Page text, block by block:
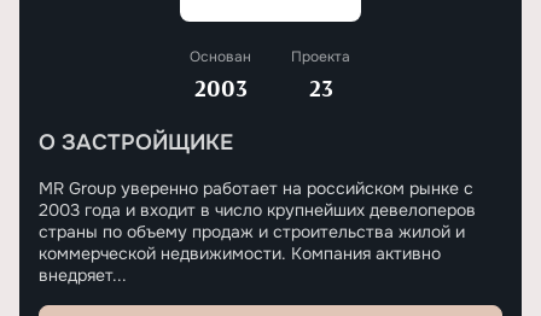
Основан
2003
Проекта
23
О ЗАСТРОЙЩИКЕ
MR Group уверенно работает на российском рынке с
2003 года и входит в число крупнейших девелоперов
страны по объему продаж и строительства жилой и
коммерческой недвижимости. Компания активно
внедряет...